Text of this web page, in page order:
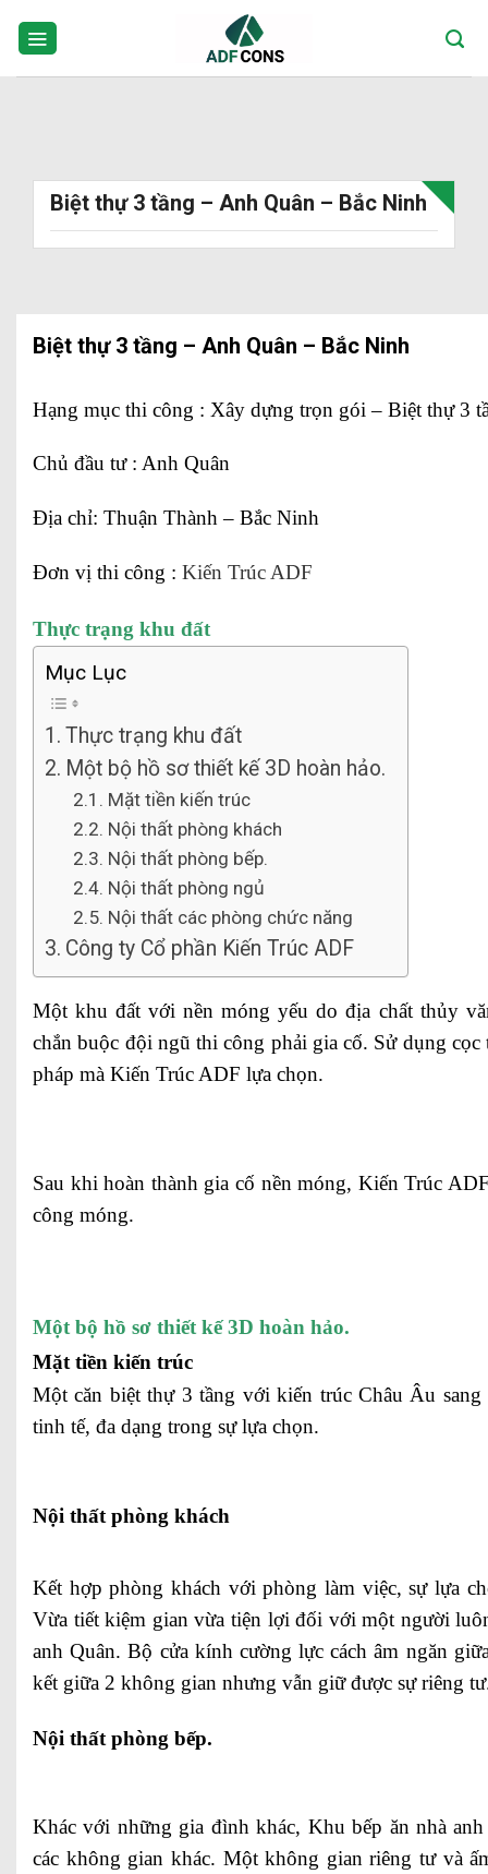
Biệt thự 3 tầng – Anh Quân – Bắc Ninh
Biệt thự 3 tầng – Anh Quân – Bắc Ninh
Hạng mục thi công : Xây dựng trọn gói – Biệt thự 3
Chủ đầu tư : Anh Quân
Địa chỉ: Thuận Thành – Bắc Ninh
Đơn vị thi công : Kiến Trúc ADF
Thực trạng khu đất
Mục Lục
Thực trạng khu đất
Một bộ hồ sơ thiết kế 3D hoàn hảo.
Mặt tiền kiến trúc
Nội thất phòng khách
Nội thất phòng bếp.
Nội thất phòng ngủ
Nội thất các phòng chức năng
Công ty Cổ phần Kiến Trúc ADF
Một khu đất với nền móng yếu do địa chất thủy
chắn buộc đội ngũ thi công phải gia cố. Sử dụng cọc
pháp mà Kiến Trúc ADF lựa chọn.
Sau khi hoàn thành gia cố nền móng, Kiến Trúc
công móng.
Một bộ hồ sơ thiết kế 3D hoàn hảo.
Mặt tiền kiến trúc
Một căn biệt thự 3 tầng với kiến trúc Châu Âu
tinh tế, đa dạng trong sự lựa chọn.
Nội thất phòng khách
Kết hợp phòng khách với phòng làm việc, sự lựa
Vừa tiết kiệm gian vừa tiện lợi đối với một người
anh Quân. Bộ cửa kính cường lực cách âm ngăn
kết giữa 2 không gian nhưng vẫn giữ được sự riêng
Nội thất phòng bếp.
Khác với những gia đình khác, Khu bếp ăn nhà
các không gian khác. Một không gian riêng tư và